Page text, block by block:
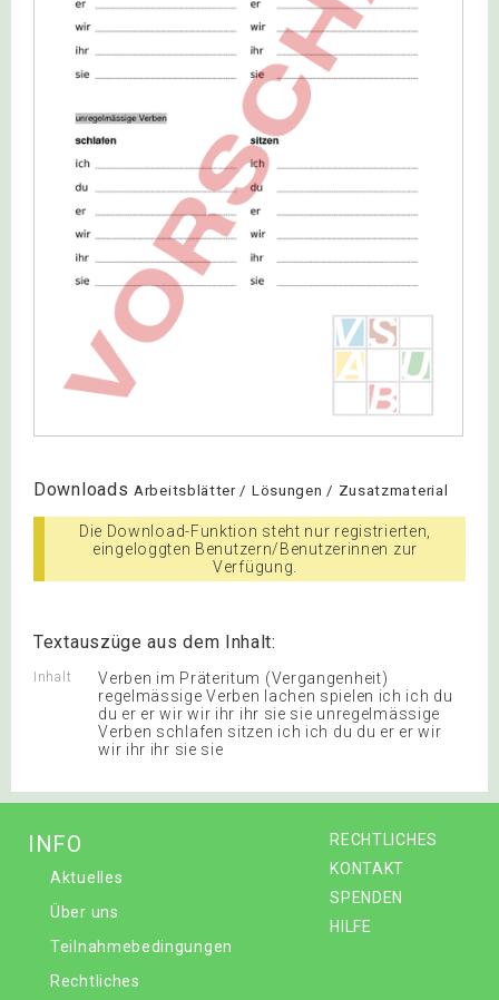
Downloads Arbeitsblätter / Lösungen / Zusatzmaterial
Die Download-Funktion steht nur registrierten,
eingeloggten Benutzern/Benutzerinnen zur
Verfügung.
Textauszüge aus dem Inhalt:
Inhalt
Verben im Präteritum (Vergangenheit)
regelmässige Verben lachen spielen ich ich du
du er er wir wir ihr ihr sie sie unregelmässige
Verben schlafen sitzen ich ich du du er er wir
wir ihr ihr sie sie
RECHTLICHES
KONTAKT
SPENDEN
HILFE
INFO
Aktuelles
Über uns
Teilnahmebedingungen
Rechtliches